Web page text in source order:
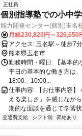
正社員
個別指導塾での小中
能力開発センター(個別)玉名
月給230,820円～326,650
アクセス: 玉名駅～徒歩7分
熊本県玉名市
勤務時間・曜日: 【基本的
平日の基本的な働き方は
18:00、10:00...
仕事内容: 【お仕事内容】
える楽しさ」を感じなが
期的な面談を通じて学習
交通費支給 シフト制 昇給あり